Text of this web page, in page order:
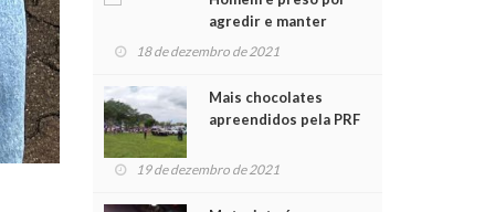
agredir e manter
mulher em cárcere
18 de dezembro de 2021
Mais chocolates
apreendidos pela PRF
crianças no Natal
19 de dezembro de 2021